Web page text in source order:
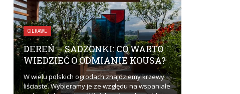
CIEKAWE
DEREŃ – SADZONKI: CO WARTO
WIEDZIEĆ O ODMIANIE KOUSA?
W wielu polskich ogrodach znajdziemy krzewy
liściaste. Wybieramy je ze względu na wspaniałe